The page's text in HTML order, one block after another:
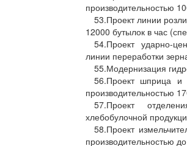
производительностью
53.Проект линии
12000 бутылок в час
54.Проект ударно-
линии переработки
55.Модернизация
56.Проект шприца и
производительностью
57.Проект
хлебобулочной
58.Проект
производительностью